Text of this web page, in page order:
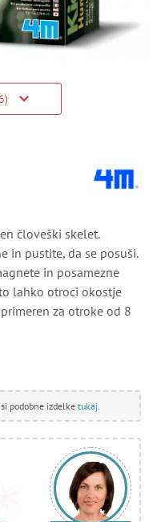
človeški skelet.
in pustite, da se posuši.
in posamezne
lahko otroci okostje
za otroke od 8
podobne izdelke tukaj